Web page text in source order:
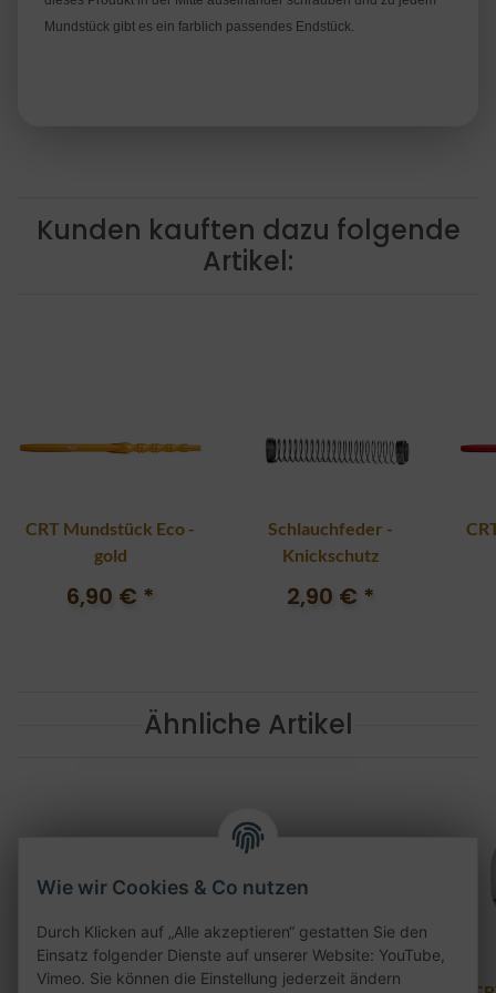
Mundstück gibt es ein farblich passendes Endstück.
Kunden kauften dazu folgende
Artikel:
CRT Mundstück Eco -
gold
6,90 € *
Schlauchfeder -
Knickschutz
2,90 € *
Ähnliche Artikel
Wie wir Cookies & Co nutzen
Durch Klicken auf „Alle akzeptieren“ gestatten Sie den
Einsatz folgender Dienste auf unserer Website: YouTube,
Vimeo. Sie können die Einstellung jederzeit ändern